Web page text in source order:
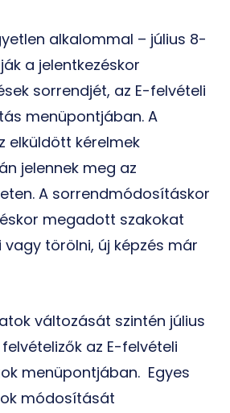
alkalommal – július 8-
a jelentkezéskor
sorrendjét, az E-felvételi
menüpontjában. A
elküldött kérelmek
jelennek meg az
A sorrendmódosításkor
megadott szakokat
törölni, új képzés már
változását szintén július
az E-felvételi
menüpontjában. Egyes
módosítását